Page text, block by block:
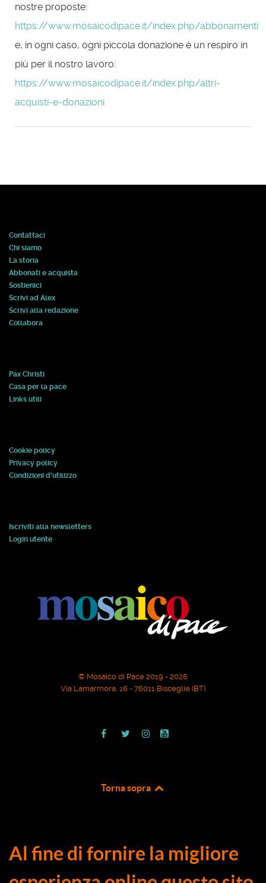
nostre proposte:
https://www.mosaicodipace.it/index.php/abbonamenti
e, in ogni caso, ogni piccola donazione è un respiro in
più per il nostro lavoro:
https://www.mosaicodipace.it/index.php/altri-
acquisti-e-donazioni
Contattaci
Chi siamo
La storia
Abbonati e acquista
Sostienici
Scrivi ad Alex
Scrivi alla redazione
Collabora
Pax Christi
Casa per la pace
Links utili
Cookie policy
Privacy policy
Condizioni d'utilizzo
Iscriviti alla newsletters
Login utente
© Mosaico di Pace 2019 - 2026
Via Lamarmora, 16 - 76011 Bisceglie (BT)
Torna sopra
Al fine di fornire la migliore